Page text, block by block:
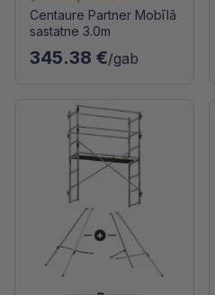
Centaure Partner Mobīlā
sastatne 3.0m
345.38 €/gab